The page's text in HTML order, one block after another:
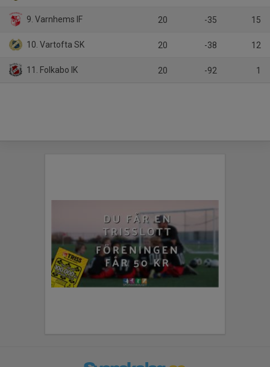
9. Varnhems IF 20 -35 15
10. Vartofta SK 20 -38 12
11. Folkabo IK 20 -92 1